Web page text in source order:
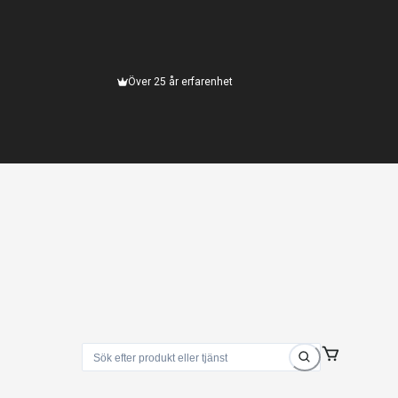
Över 25 år erfarenhet